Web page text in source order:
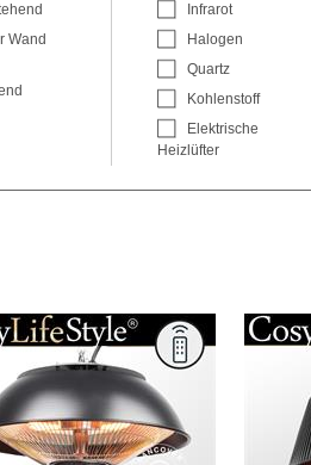
Wand
Infrarot
Halogen
Quartz
Kohlenstoff
Elektrische
Heizlüfter